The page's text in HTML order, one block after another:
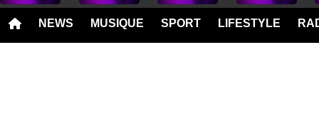
NEWS MUSIQUE SPORT LIFESTYLE